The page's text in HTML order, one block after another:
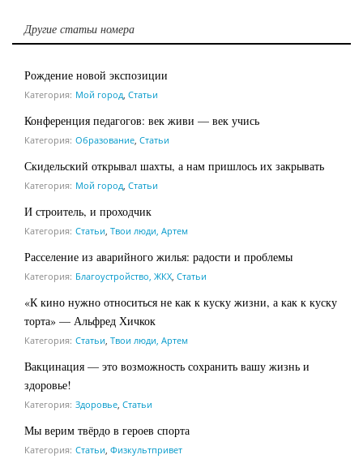
Другие статьи номера
Рождение новой экспозиции
Категория: Мой город Статьи
Конференция педагогов: век живи — век учись
Категория: Образование Статьи
Скидельский открывал шахты, а нам пришлось их закрывать
Категория: Мой город Статьи
И строитель, и проходчик
Категория: Статьи Твои люди, Артем
Расселение из аварийного жилья: радости и проблемы
Категория: Благоустройство, ЖКХ Статьи
«К кино нужно относиться не как к куску жизни, а как к куску
торта» — Альфред Хичкок
Категория: Статьи Твои люди, Артем
Вакцинация — это возможность сохранить вашу жизнь и
здоровье!
Категория: Здоровье Статьи
Мы верим твёрдо в героев спорта
Категория: Статьи Физкультпривет